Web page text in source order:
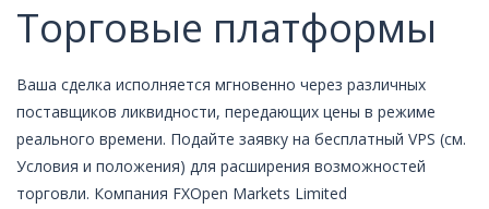
Торговые платформы
Ваша сделка исполняется мгновенно через различных
поставщиков ликвидности, передающих цены в режиме
реального времени. Подайте заявку на бесплатный VPS (см.
Условия и положения) для расширения возможностей
торговли. Компания FXOpen Markets Limited